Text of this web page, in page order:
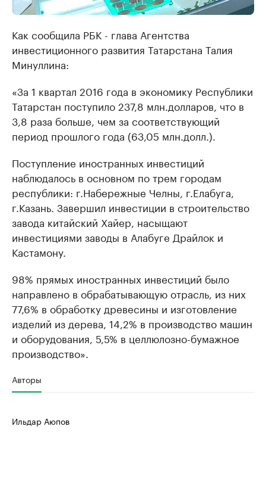
Как сообщила РБК - глава Агентства
инвестиционного развития Татарстана Талия
Минуллина:
«За 1 квартал 2016 года в экономику Республики
Татарстан поступило 237,8 млн.долларов, что в
3,8 раза больше, чем за соответствующий
период прошлого года (63,05 млн.долл.).
Поступление иностранных инвестиций
наблюдалось в основном по трем городам
республики: г.Набережные Челны, г.Елабуга,
г.Казань. Завершил инвестиции в строительство
завода китайский Хайер, насыщают
инвестициями заводы в Алабуге Драйлок и
Кастамону.
98% прямых иностранных инвестиций было
направлено в обрабатывающую отрасль, из них
77,6% в обработку древесины и изготовление
изделий из дерева, 14,2% в производство машин
и оборудования, 5,5% в целлюлозно-бумажное
производство».
Авторы
Ильдар Аюпов